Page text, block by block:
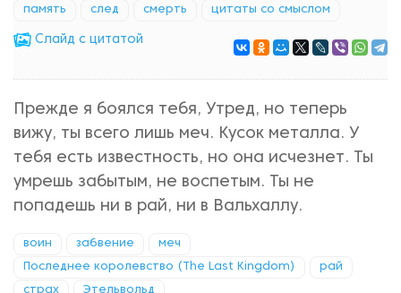
память след смерть цитаты со смыслом
Cлайд с цитатой
Прежде я боялся тебя, Утред, но теперь
вижу, ты всего лишь меч. Кусок металла. У
тебя есть известность, но она исчезнет. Ты
умрешь забытым, не воспетым. Ты не
попадешь ни в рай, ни в Вальхаллу.
воин забвение меч
Последнее королевство (The Last Kingdom) рай
страх Этельвольд